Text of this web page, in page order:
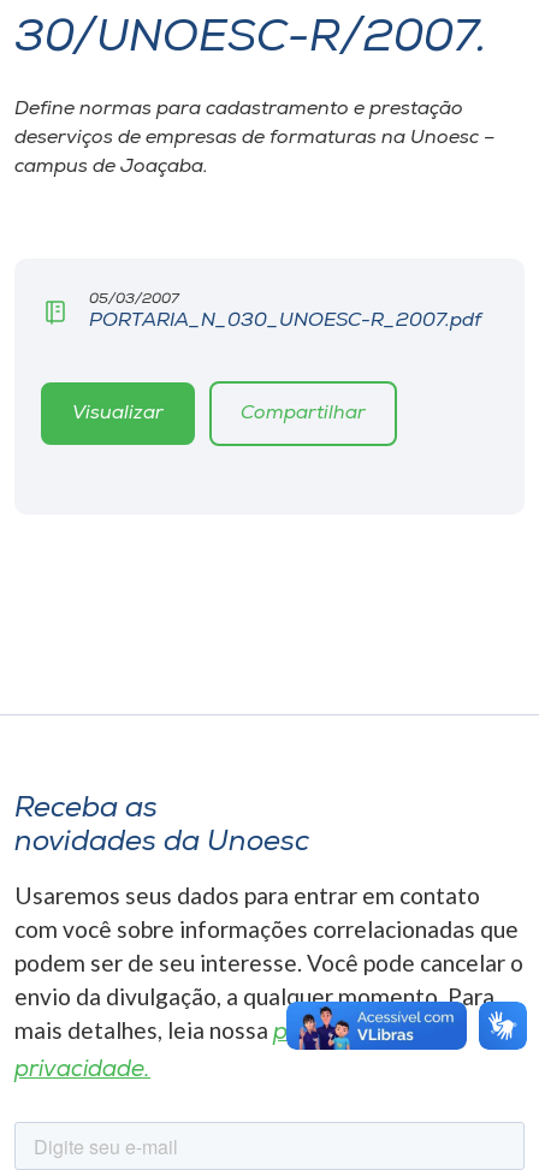
I.nova
Diplomados
Editora
A+
30/UNOESC-R/2007.
Define normas para cadastramento e prestação
deserviços de empresas de formaturas na Unoesc –
campus de Joaçaba.
05/03/2007
PORTARIA_N_030_UNOESC-R_2007.pdf
Visualizar Compartilhar
Receba as
novidades da Unoesc
Usaremos seus dados para entrar em contato
com você sobre informações correlacionadas que
podem ser de seu interesse. Você pode cancelar o
envio da divulgação, a qualquer momento. Para
mais detalhes, leia nossa política de
privacidade.